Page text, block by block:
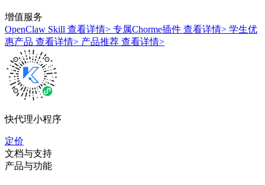
增值服务
OpenClaw Skill 查看详情> 专属Chorme插件 查看详情> 学生优
惠产品 查看详情> 产品推荐 查看详情>
快代理小程序
定价
文档与支持
产品与功能